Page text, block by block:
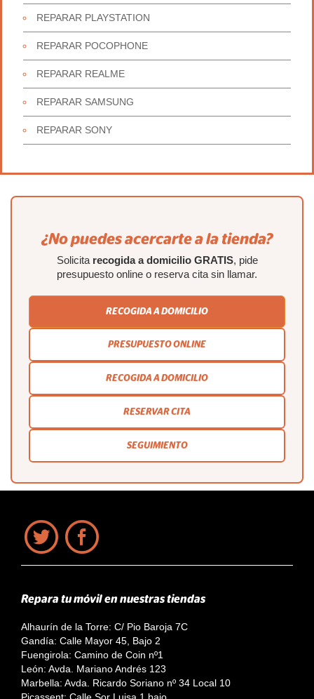
REPARAR PLAYSTATION
REPARAR POCOPHONE
REPARAR REALME
REPARAR SAMSUNG
REPARAR SONY
¿No puedes acercarte a la tienda?
Solicita recogida a domicilio GRATIS, pide
presupuesto online o reserva cita sin llamar.
RECOGIDA A DOMICILIO
PRESUPUESTO ONLINE
RECOGIDA A DOMICILIO
RESERVAR CITA
SEGUIMIENTO
Repara tu móvil en nuestras tiendas
Alhaurín de la Torre: C/ Pio Baroja 7C
Gandía: Calle Mayor 45, Bajo 2
Fuengirola: Camino de Coin nº1
León: Avda. Mariano Andrés 123
Marbella: Avda. Ricardo Soriano nº 34 Local 10